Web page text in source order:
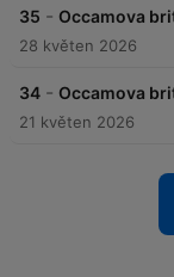
35 - Occamova
28 květen 2026
34 - Occamova
21 květen 2026